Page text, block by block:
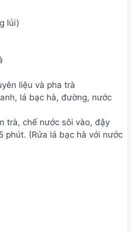
lủi)
liệu và pha trà
lá bạc hà, đường, nước
trà, chế nước sôi vào, đậy
phút. (Rửa lá bạc hà với nước